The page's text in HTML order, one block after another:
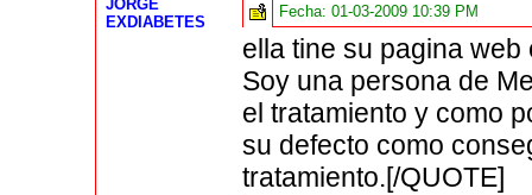
JORGE
EXDIABETES
Fecha:01-03-2009 10:39 PM
ella tine su pagina
Soy una persona de
el tratamiento y como
su defecto como
tratamiento.[/QUOTE]